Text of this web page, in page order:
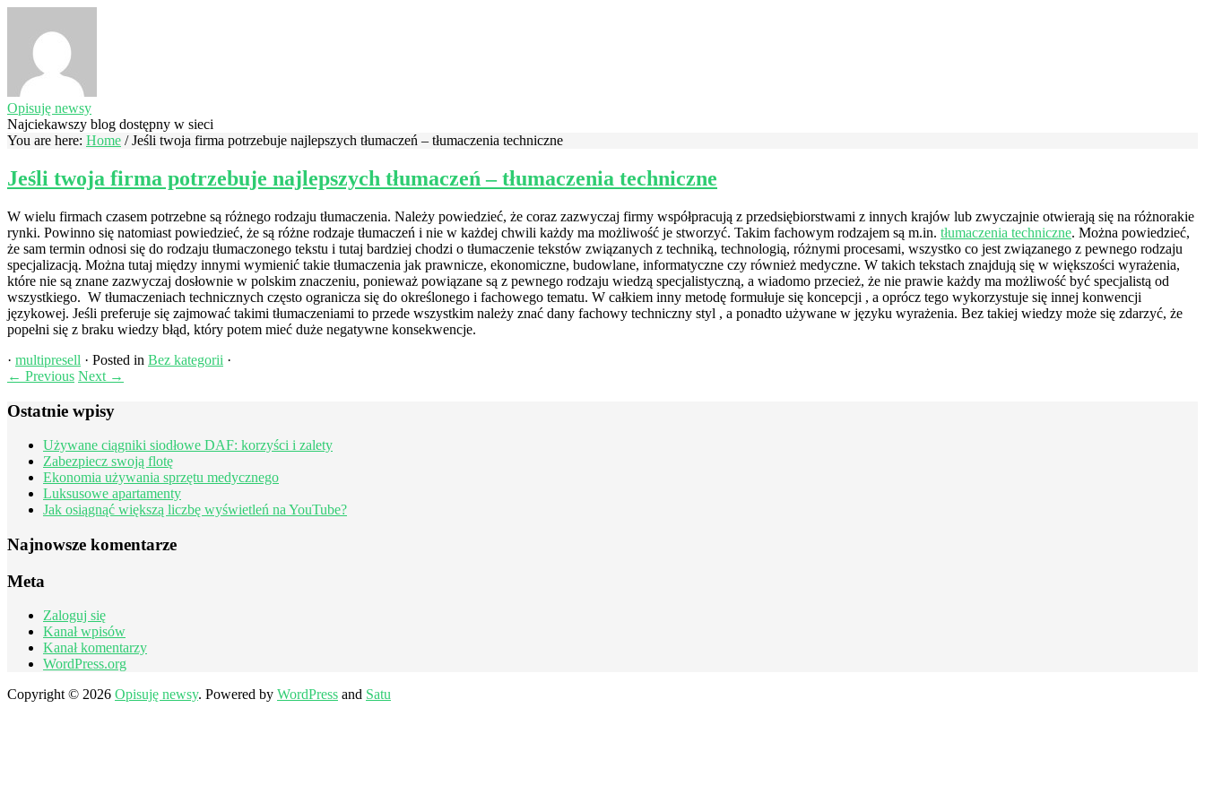
Opisuję newsy
Najciekawszy blog dostępny w sieci
You are here: Home / Jeśli twoja firma potrzebuje najlepszych tłumaczeń – tłumaczenia techniczne
Jeśli twoja firma potrzebuje najlepszych tłumaczeń – tłumaczenia techniczne
W wielu firmach czasem potrzebne są różnego rodzaju tłumaczenia. Należy powiedzieć, że coraz zazwyczaj firmy współpracują z przedsiębiorstwami z innych krajów lub zwyczajnie otwierają się na różnorakie
rynki. Powinno się natomiast powiedzieć, że są różne rodzaje tłumaczeń i nie w każdej chwili każdy ma możliwość je stworzyć. Takim fachowym rodzajem są m.in. tłumaczenia techniczne. Można powiedzieć,
że sam termin odnosi się do rodzaju tłumaczonego tekstu i tutaj bardziej chodzi o tłumaczenie tekstów związanych z techniką, technologią, różnymi procesami, wszystko co jest związanego z pewnego rodzaju
specjalizacją. Można tutaj między innymi wymienić takie tłumaczenia jak prawnicze, ekonomiczne, budowlane, informatyczne czy również medyczne. W takich tekstach znajdują się w większości wyrażenia,
które nie są znane zazwyczaj dosłownie w polskim znaczeniu, ponieważ powiązane są z pewnego rodzaju wiedzą specjalistyczną, a wiadomo przecież, że nie prawie każdy ma możliwość być specjalistą od
wszystkiego. W tłumaczeniach technicznych często ogranicza się do określonego i fachowego tematu. W całkiem inny metodę formułuje się koncepcji , a oprócz tego wykorzystuje się innej konwencji
językowej. Jeśli preferuje się zajmować takimi tłumaczeniami to przede wszystkim należy znać dany fachowy techniczny styl , a ponadto używane w języku wyrażenia. Bez takiej wiedzy może się zdarzyć, że
popełni się z braku wiedzy błąd, który potem mieć duże negatywne konsekwencje.
· multipresell · Posted in Bez kategorii ·
← Previous Next →
Ostatnie wpisy
Używane ciągniki siodłowe DAF: korzyści i zalety
Zabezpiecz swoją flotę
Ekonomia używania sprzętu medycznego
Luksusowe apartamenty
Jak osiągnąć większą liczbę wyświetleń na YouTube?
Najnowsze komentarze
Meta
Zaloguj się
Kanał wpisów
Kanał komentarzy
WordPress.org
Copyright © 2026 Opisuję newsy. Powered by WordPress and Satu